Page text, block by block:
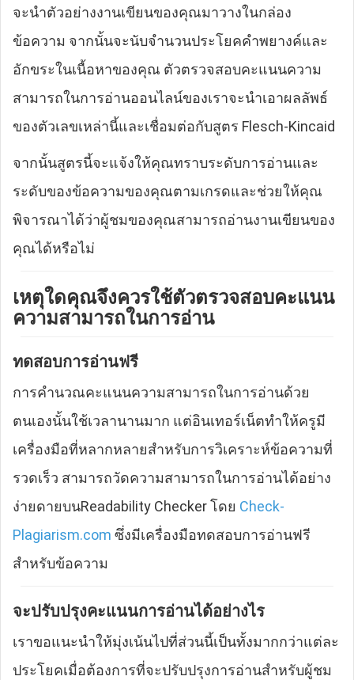
จะนำตัวอย่างงานเขียนของคุณมาวางในกล่อง
ข้อความ จากนั้นจะนับจำนวนประโยคคำพยางค์และ
อักขระในเนื้อหาของคุณ ตัวตรวจสอบคะแนนความ
สามารถในการอ่านออนไลน์ของเราจะนำเอาผลลัพธ์
ของตัวเลขเหล่านี้และเชื่อมต่อกับสูตร Flesch-Kincaid
จากนั้นสูตรนี้จะแจ้งให้คุณทราบระดับการอ่านและ
ระดับของข้อความของคุณตามเกรดและช่วยให้คุณ
พิจารณาได้ว่าผู้ชมของคุณสามารถอ่านงานเขียนของ
คุณได้หรือไม่
เหตุใดคุณจึงควรใช้ตัวตรวจสอบคะแนน
ความสามารถในการอ่าน
ทดสอบการอ่านฟรี
การคำนวณคะแนนความสามารถในการอ่านด้วย
ตนเองนั้นใช้เวลานานมาก แต่อินเทอร์เน็ตทำให้ครูมี
เครื่องมือที่หลากหลายสำหรับการวิเคราะห์ข้อความที่
รวดเร็ว สามารถวัดความสามารถในการอ่านได้อย่าง
ง่ายดายบนReadability Checker โดย Check-
Plagiarism.com ซึ่งมีเครื่องมือทดสอบการอ่านฟรี
สำหรับข้อความ
จะปรับปรุงคะแนนการอ่านได้อย่างไร
เราขอแนะนำให้มุ่งเน้นไปที่ส่วนนี้เป็นทั้งมากกว่าแต่ละ
ประโยคเมื่อต้องการที่จะปรับปรุงการอ่านสำหรับผู้ชม